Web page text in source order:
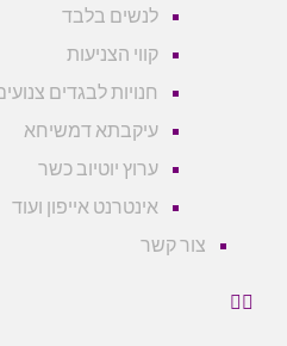
לנשים בלבד
קווי הצניעות
חנויות לבגדים צנועים
עיקבתא דמשיחא
ערוץ יוטיוב כשר
אינטרנט אייפון ועוד
צור קשר